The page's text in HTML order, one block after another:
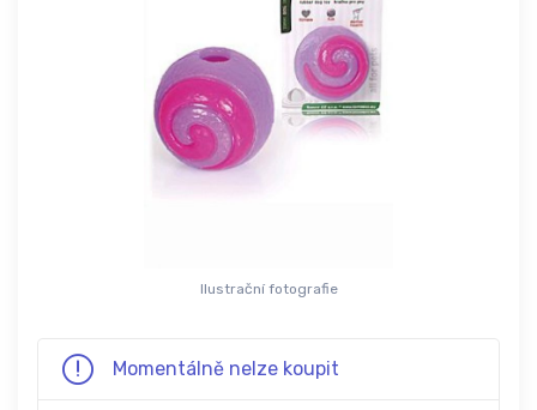
Ilustrační fotografie
Momentálně nelze koupit